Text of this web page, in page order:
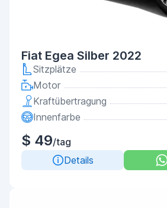
Fiat Egea Silber 2022
Sitzplätze
Motor
Kraftübertragung
Innenfarbe
$ 49/tag
Details